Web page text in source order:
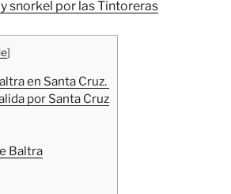
snorkel por las Tintoreras
]
en Santa Cruz.
por Santa Cruz
Baltra